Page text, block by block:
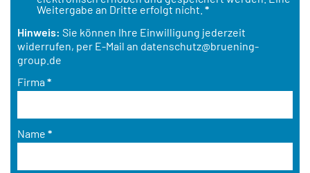
Weitergabe an Dritte erfolgt nicht. *
Hinweis: Sie können Ihre Einwilligung jederzeit
widerrufen, per E-Mail an datenschutz@bruening-
group.de
Firma*
Name *